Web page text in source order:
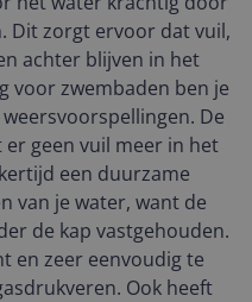
Dit zorgt ervoor dat vuil,
achter blijven in het
voor zwembaden ben je
De
geen vuil meer in het
een duurzame
van je water, want de
de kap vastgehouden.
en zeer eenvoudig te
Ook heeft